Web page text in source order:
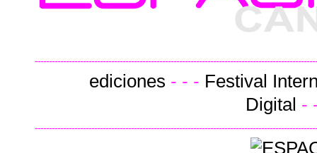
ediciones - - - Festival
Digital -